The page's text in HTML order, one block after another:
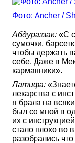
Фото: Ancher /
Абдураззак: «С
сумочки,
чтобы держать
себе. Даже в
карманники».
Латифа: «
лекарства с
я брала на
был со мной в
их с
стало плохо во
разобрались